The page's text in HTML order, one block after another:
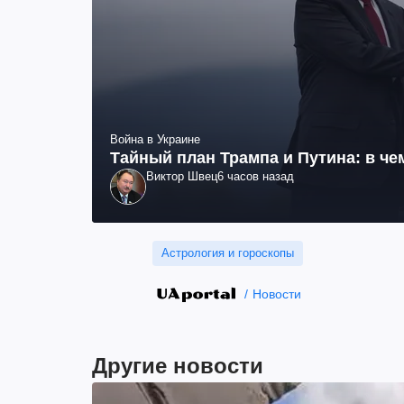
Война в Украине
Тайный план Трампа и Путина: в
Виктор Швец6 часов назад
Астрология и гороскопы
Новости
Другие новости